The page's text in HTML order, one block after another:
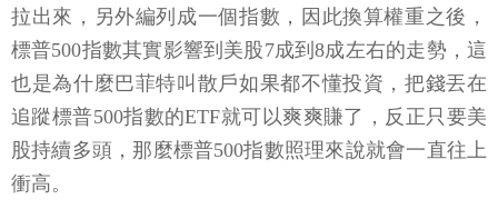
拉出來，另外編列成一個指數，因此換算權重之後，
標普500指數其實影響到美股7成到8成左右的走勢，這
也是為什麼巴菲特叫散戶如果都不懂投資，把錢丟在
追蹤標普500指數的ETF就可以爽爽賺了，反正只要美
股持續多頭，那麼標普500指數照理來說就會一直往上
衝高。